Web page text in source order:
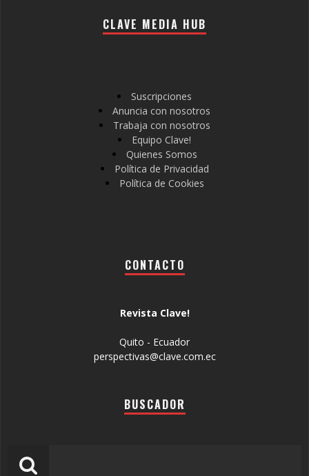
CLAVE MEDIA HUB
Suscripciones
Anuncia con nosotros
Trabaja con nosotros
Equipo Clave!
Quienes Somos
Política de Privacidad
Política de Cookies
CONTACTO
Revista Clave!
Quito - Ecuador
perspectivas@clave.com.ec
BUSCADOR